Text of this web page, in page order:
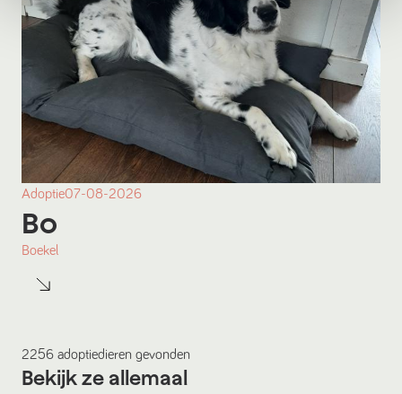
Adoptie07-08-2026
Bo
Boekel
2256 adoptiedieren gevonden
Bekijk ze allemaal